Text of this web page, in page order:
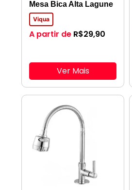
Mesa Bica Alta Lagune
Viqua
A partir de R$29,90
Ver Mais